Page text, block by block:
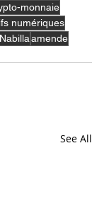
monnaie
numériques
Nabillaamende
See All